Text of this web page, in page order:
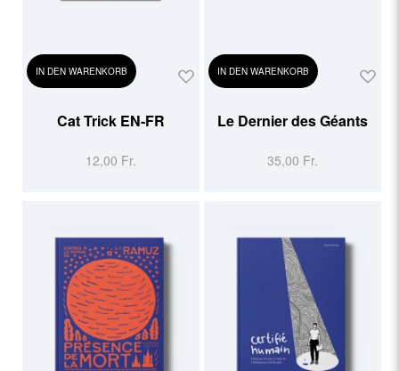
IN DEN WARENKORB
Cat Trick EN-FR
12,00 Fr.
IN DEN WARENKORB
Le Dernier des Géants
35,00 Fr.